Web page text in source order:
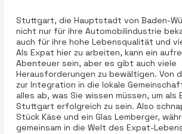
Stuttgart, die Hauptstadt von Baden-
nicht nur für ihre Automobilindustrie
auch für ihre hohe Lebensqualität und
Als Expat hier zu arbeiten, kann ein
Abenteuer sein, aber es gibt auch viele
Herausforderungen zu bewältigen. Von
zur Integration in die lokale
alles ab, was Sie wissen müssen, um als
Stuttgart erfolgreich zu sein. Also
Stück Käse und ein Glas Lemberger,
gemeinsam in die Welt des Expat-